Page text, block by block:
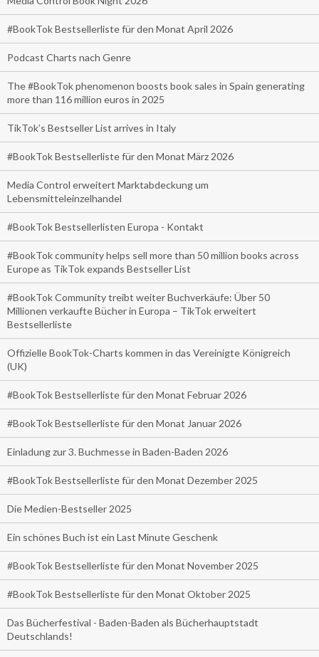
#BookTok Bestsellerliste für den Monat April 2026
Podcast Charts nach Genre
The #BookTok phenomenon boosts book sales in Spain generating
more than 116 million euros in 2025
TikTok’s Bestseller List arrives in Italy
#BookTok Bestsellerliste für den Monat März 2026
Media Control erweitert Marktabdeckung um
Lebensmitteleinzelhandel
#BookTok Bestsellerlisten Europa - Kontakt
#BookTok community helps sell more than 50 million books across
Europe as TikTok expands Bestseller List
#BookTok Community treibt weiter Buchverkäufe: Über 50
Millionen verkaufte Bücher in Europa – TikTok erweitert
Bestsellerliste
Offizielle BookTok-Charts kommen in das Vereinigte Königreich
(UK)
#BookTok Bestsellerliste für den Monat Februar 2026
#BookTok Bestsellerliste für den Monat Januar 2026
Einladung zur 3. Buchmesse in Baden-Baden 2026
#BookTok Bestsellerliste für den Monat Dezember 2025
Die Medien-Bestseller 2025
Ein schönes Buch ist ein Last Minute Geschenk
#BookTok Bestsellerliste für den Monat November 2025
#BookTok Bestsellerliste für den Monat Oktober 2025
Das Bücherfestival - Baden-Baden als Bücherhauptstadt
Deutschlands!